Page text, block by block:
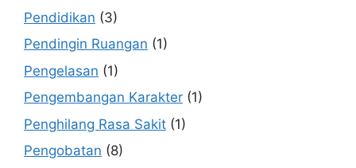
Pendidikan (3)
Pendingin Ruangan (1)
Pengelasan (1)
Pengembangan Karakter (1)
Penghilang Rasa Sakit (1)
Pengobatan (8)